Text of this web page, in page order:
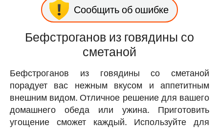
Сообщить об ошибке
Бефстроганов из говядины со
сметаной
Бефстроганов из говядины со сметаной
порадует вас нежным вкусом и аппетитным
внешним видом. Отличное решение для вашего
домашнего обеда или ужина. Приготовить
угощение сможет каждый. Используйте для